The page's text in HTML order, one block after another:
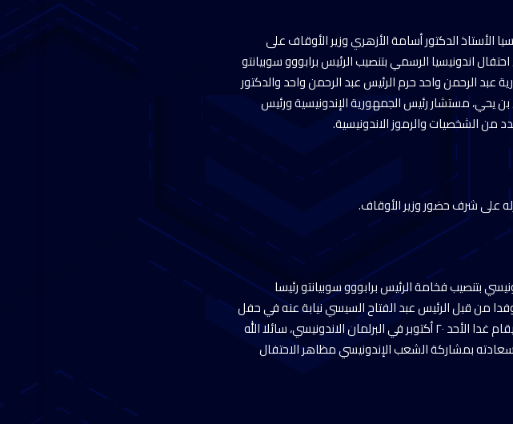
الأستاذ الدكتور أسامة الأزهري وزير الأوقاف على
اندونيسيا الرسمي بتنصيب الرئيس برابووو سوبيانتو
عبد الرحمن واحد حرم الرئيس عبد الرحمن واحد والدكتور
يحي، مستشار رئيس الجمهورية الإندونيسية ورئيس
من الشخصيات والرموز الاندونيسية.
على شرف حضور وزير الأوقاف.
بتنصيب فخامة الرئيس برابووو سوبيانتو رئيسا
من قبل الرئيس عبد الفتاح السيسي نيابة عنه في حفل
تنصيب الرئيس برابووو سوبيانتو رئيس جمهورية إندونيسيا الجديد، الذي يقام غدا الأحد ٢٠ أكتوبر في البرلمان الاندونيسي، سائلا الله
سعادته بمشاركة الشعب الإندونيسي مظاهر الاحتفال